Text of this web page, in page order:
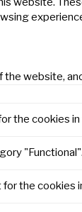
website,
the cookies
"Functional".
the